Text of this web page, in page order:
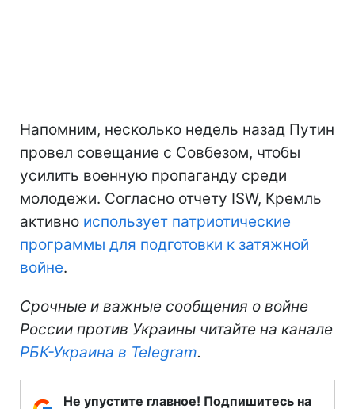
Напомним, несколько недель назад Путин
провел совещание с Совбезом, чтобы
усилить военную пропаганду среди
молодежи. Согласно отчету ISW, Кремль
активно использует патриотические
программы для подготовки к затяжной
войне.
Срочные и важные сообщения о войне
России против Украины читайте на канале
РБК-Украина в Telegram.
Не упустите главное! Подпишитесь на